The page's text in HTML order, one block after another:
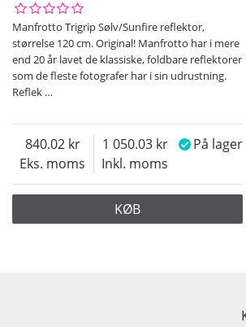
Manfrotto Trigrip Sølv/Sunfire reflektor,
størrelse 120 cm. Original! Manfrotto har i mere
end 20 år lavet de klassiske, foldbare reflektorer
som de fleste fotografer har i sin udrustning.
Reflek …
Eks. moms
840.02
Inkl. moms
1 050.03 På lager
KØB